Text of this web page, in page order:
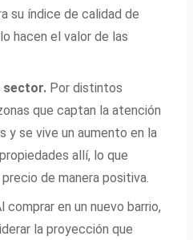
su índice de calidad de
hacen el valor de las
sector. Por distintos
que captan la atención
y se vive un aumento en la
allí, lo que
de manera positiva.
comprar en un nuevo barrio,
la proyección que